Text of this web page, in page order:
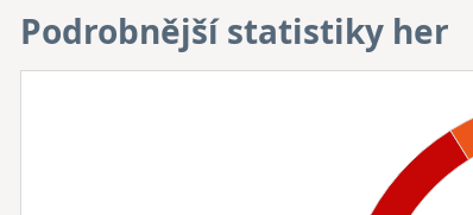
Podrobnější statistiky her